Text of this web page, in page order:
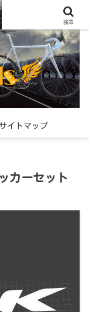
紹介メディア
サイトマップ
カーセット
検索